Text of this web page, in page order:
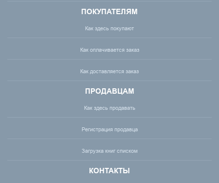
ПОКУПАТЕЛЯМ
Как здесь покупают
Как оплачивается заказ
Как доставляется заказ
ПРОДАВЦАМ
Как здесь продавать
Регистрация продавца
Загрузка книг списком
КОНТАКТЫ